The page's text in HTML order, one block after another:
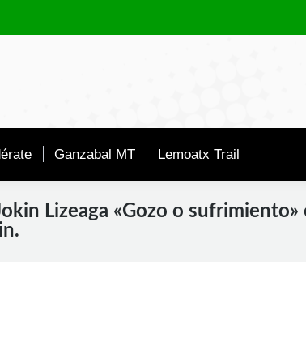
Ganzabal MT Lemoatx Trail
Lizeaga «Gozo o sufrimiento»